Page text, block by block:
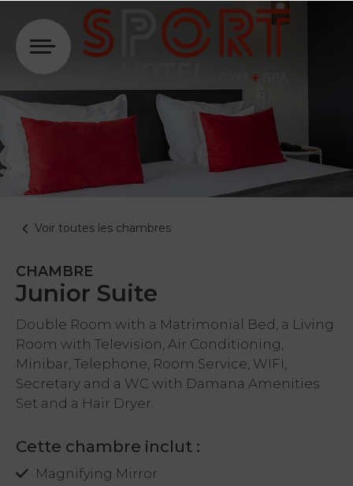
Voir toutes les chambres
CHAMBRE
Junior Suite
Double Room with a Matrimonial Bed, a Living
Room with Television, Air Conditioning,
Minibar, Telephone, Room Service, WIFI,
Secretary and a WC with Damana Amenities
Set and a Hair Dryer.
Cette chambre inclut :
Magnifying Mirror